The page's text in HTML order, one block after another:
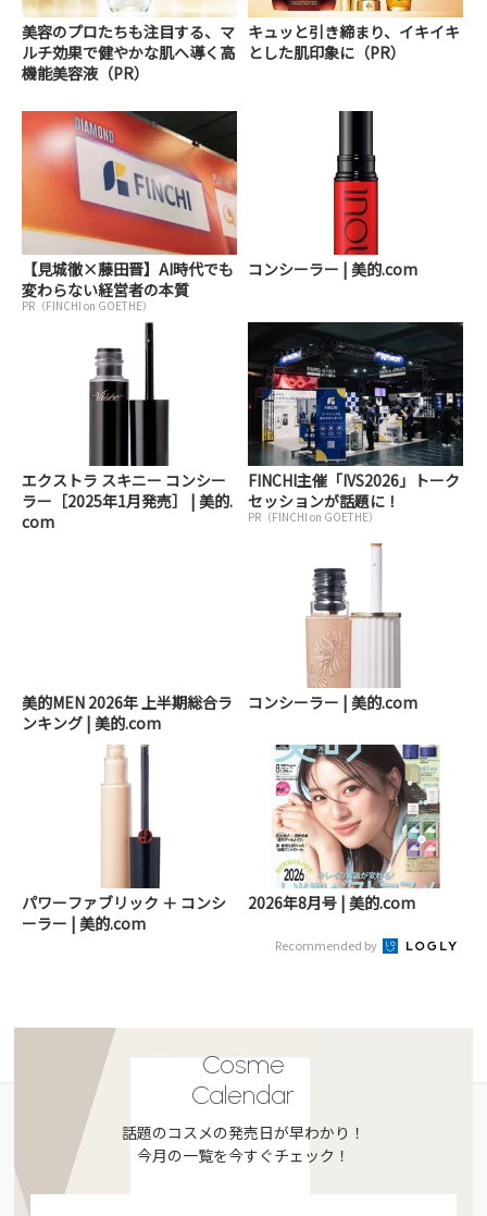
美容のプロたちも注目する、マ
ルチ効果で健やかな肌へ導く高
機能美容液（PR）
キュッと引き締まり、イキイキ
とした肌印象に（PR）
【見城徹×藤田晋】AI時代でも
変わらない経営者の本質
PR（FINCHI on GOETHE）
コンシーラー | 美的.com
エクストラ スキニー コンシー
ラー［2025年1月発売］ | 美的.
com
FINCHI主催「IVS2026」トーク
セッションが話題に！
PR（FINCHI on GOETHE）
美的MEN 2026年 上半期総合ラ
ンキング | 美的.com
コンシーラー | 美的.com
パワーファブリック ＋ コンシ
ーラー | 美的.com
2026年8月号 | 美的.com
Recommended by
Cosme
Calendar
話題のコスメの発売日が早わかり！
今月の一覧を今すぐチェック！